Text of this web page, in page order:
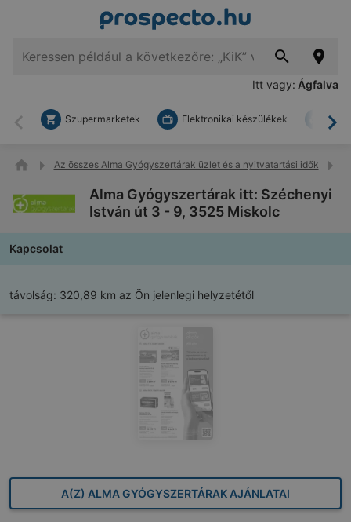
Itt vagy: Ágfalva
Vissza
Szupermarketek Elektronikai készülékek
Az összes Alma Gyógyszertárak üzlet és a nyitvatartási idők
Alma Gyógyszertárak itt: Széchenyi
István út 3 - 9, 3525 Miskolc
Kapcsolat
távolság: 320,89 km az Ön jelenlegi helyzetétől
A(Z) ALMA GYÓGYSZERTÁRAK AJÁNLATAI